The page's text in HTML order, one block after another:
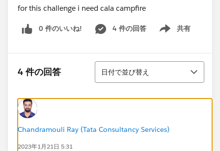
for this challenge i need cala campfire
0 件のいいね! 4 件の回答 共有
Show menu
4 件の回答
並び替え
日付で並び替え
Chandramouli Ray (Tata Consultancy Services)
2023年1月21日 5:31